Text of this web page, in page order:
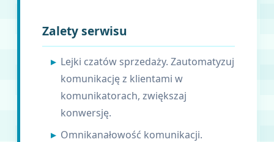
Zalety serwisu
Lejki czatów sprzedaży. Zautomatyzuj
komunikację z klientami w
komunikatorach, zwiększaj
konwersję.
Omnikanałowość komunikacji.